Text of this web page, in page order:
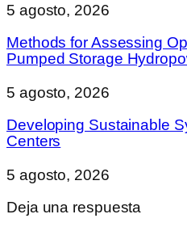
5 agosto, 2026
Methods for Assessing
Pumped Storage
5 agosto, 2026
Developing Sustainable
Centers
5 agosto, 2026
Deja una respuesta